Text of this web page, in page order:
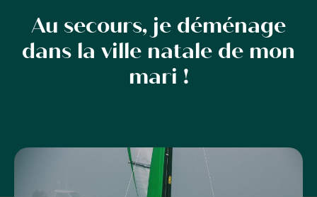
+
Au secours, je déménage
dans la ville natale de mon
mari !